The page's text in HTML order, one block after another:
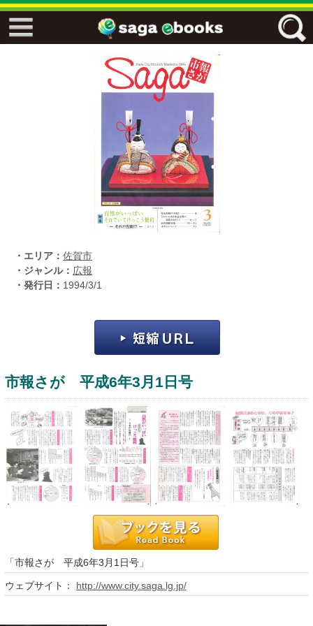
フリーワード
ジャンル
エリア
・エリア： 佐賀市
・ジャンル： 広報
・発行日： 1994/3/1
市報さが 平成6年3月1日号
「市報さが 平成6年3月1日号」
ウェブサイト： http://www.city.saga.lg.jp/
↓↓ ebooks専用本棚 ↓↓
運営：福博印刷
saga ebooksとは
よくある質問
サイトマップ